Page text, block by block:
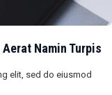
Namin Turpis
elit, sed do eiusmod